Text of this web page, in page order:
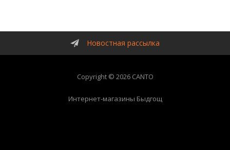
Новостная рассылка
Copyright © 2026 CANTO
Интернет-магазины Быдгощ